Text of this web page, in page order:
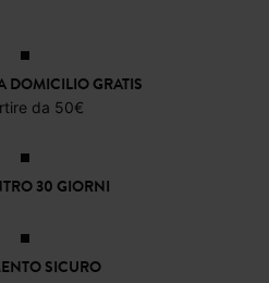
DOMICILIO GRATIS
da 50€
30 GIORNI
SICURO